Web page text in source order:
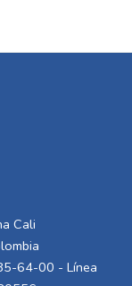
Cali
64-00 - Línea